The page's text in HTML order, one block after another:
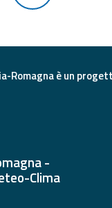
Romagna è un
-
Clima